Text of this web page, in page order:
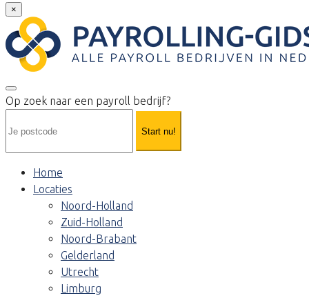
×
Op zoek naar een payroll bedrijf?
Start nu!
Home
Locaties
Noord-Holland
Zuid-Holland
Noord-Brabant
Gelderland
Utrecht
Limburg